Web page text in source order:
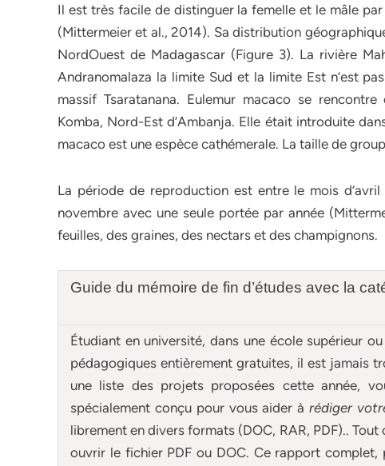
Il est très facile de distinguer la femelle et le mâle
(Mittermeier et al., 2014). Sa distribution
NordOuest de Madagascar (Figure 3). La rivière
Andranomalaza la limite Sud et la limite Est n’est
massif Tsaratanana. Eulemur macaco se
Komba, Nord-Est d’Ambanja. Elle était introduite
macaco est une espèce cathémerale. La taille de
La période de reproduction est entre le mois
novembre avec une seule portée par année
feuilles, des graines, des nectars et des champignons.
Guide du mémoire de fin d’études avec la
Étudiant en université, dans une école supérieur
pédagogiques entièrement gratuites, il est jamais
une liste des projets proposées cette année,
spécialement conçu pour vous aider àrédiger
librement en divers formats (DOC, RAR, PDF)..
ouvrir le fichier PDF ou DOC. Ce rapport